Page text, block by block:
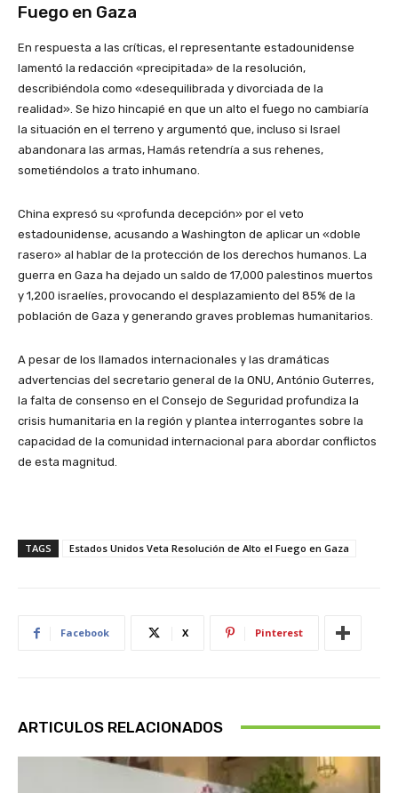
Fuego en Gaza
En respuesta a las críticas, el representante estadounidense
lamentó la redacción «precipitada» de la resolución,
describiéndola como «desequilibrada y divorciada de la
realidad». Se hizo hincapié en que un alto el fuego no cambiaría
la situación en el terreno y argumentó que, incluso si Israel
abandonara las armas, Hamás retendría a sus rehenes,
sometiéndolos a trato inhumano.
China expresó su «profunda decepción» por el veto
estadounidense, acusando a Washington de aplicar un «doble
rasero» al hablar de la protección de los derechos humanos. La
guerra en Gaza ha dejado un saldo de 17,000 palestinos muertos
y 1,200 israelíes, provocando el desplazamiento del 85% de la
población de Gaza y generando graves problemas humanitarios.
A pesar de los llamados internacionales y las dramáticas
advertencias del secretario general de la ONU, António Guterres,
la falta de consenso en el Consejo de Seguridad profundiza la
crisis humanitaria en la región y plantea interrogantes sobre la
capacidad de la comunidad internacional para abordar conflictos
de esta magnitud.
TAGS Estados Unidos Veta Resolución de Alto el Fuego en Gaza
Facebook X Pinterest
ARTICULOS RELACIONADOS